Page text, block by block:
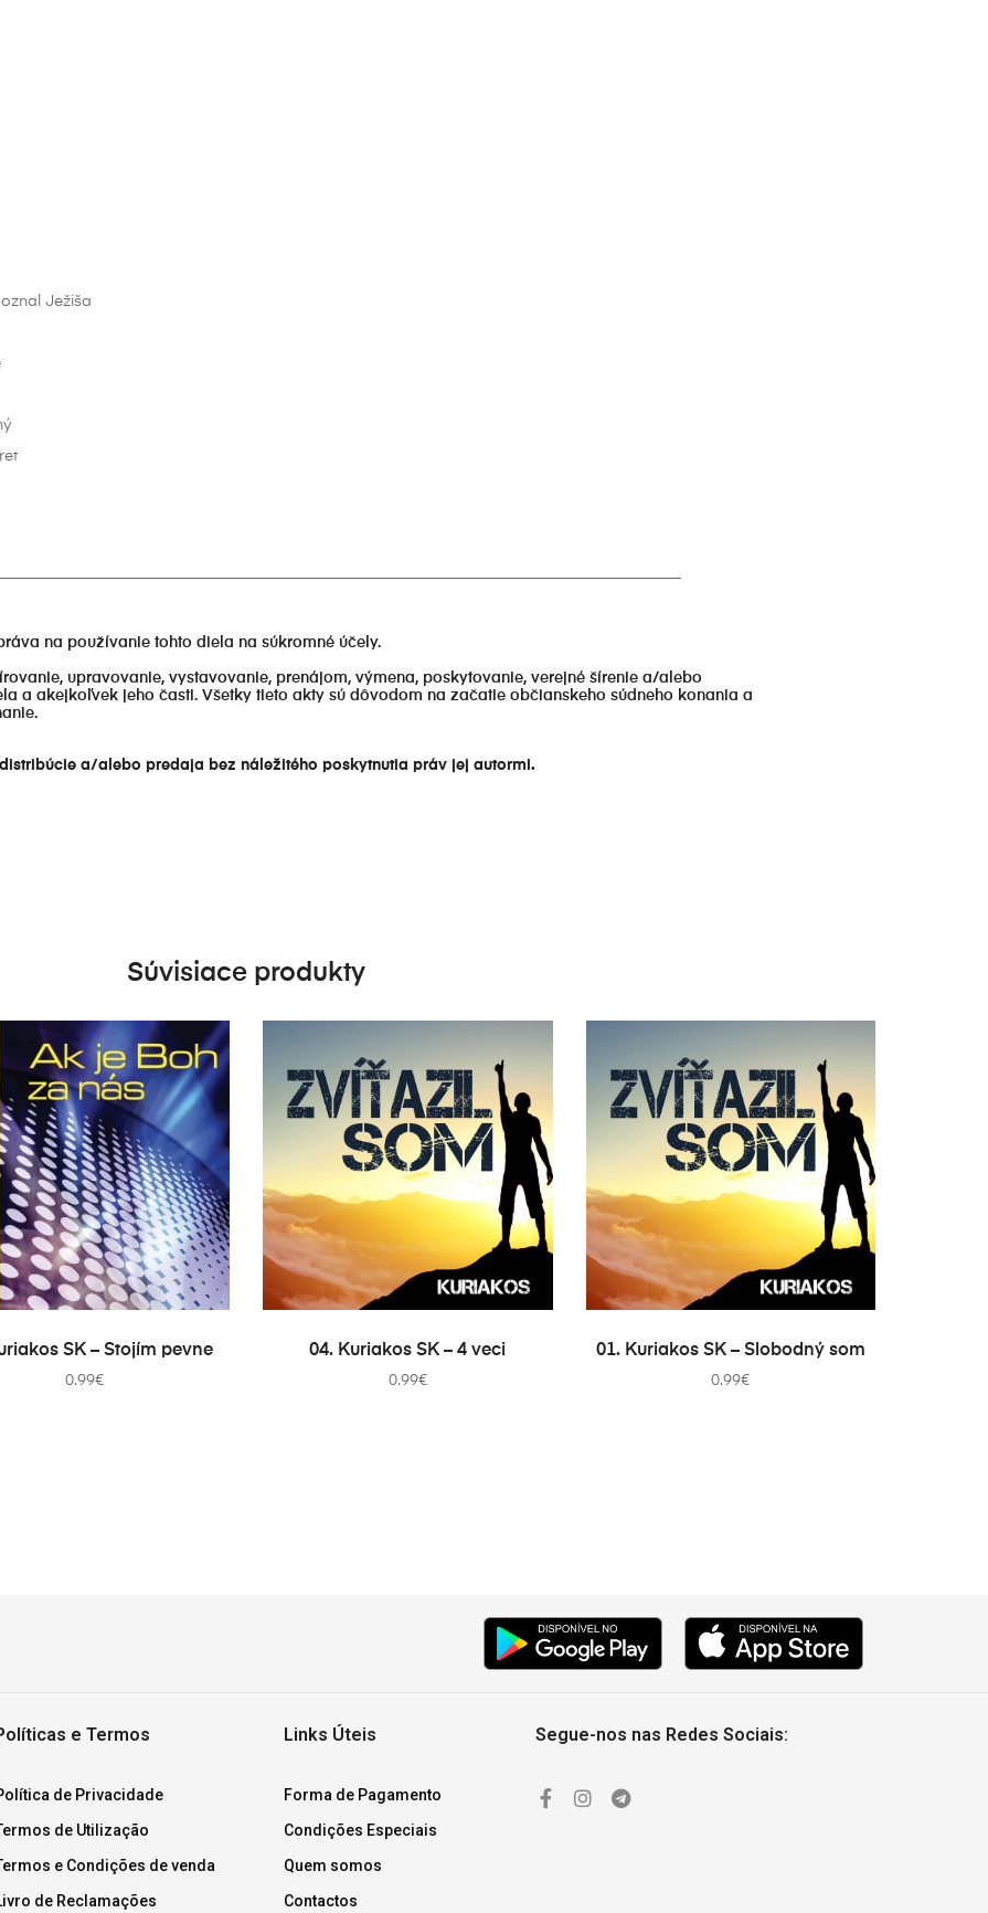
Ježiša
na používanie tohto diela na súkromné účely.
upravovanie, vystavovanie, prenájom, výmena, poskytovanie, verejné šírenie a/alebo
a akejkoľvek jeho časti. Všetky tieto akty sú dôvodom na začatie občianskeho súdneho konania a
a/alebo predaja bez náležitého poskytnutia práv jej autormi.
Súvisiace produkty
PRIDAŤ DO KOŠÍKA
SK – Stojím pevne
0.99€
PRIDAŤ DO KOŠÍKA
04. Kuriakos SK – 4 veci
0.99€
PRIDAŤ DO KOŠÍKA
01. Kuriakos SK – Slobodný som
0.99€
e Termos
de Privacidade
de Utilização
e Condições de venda
de Reclamações
Links Úteis
Forma de Pagamento
Condições Especiais
Quem somos
Contactos
Segue-nos nas Redes Sociais: